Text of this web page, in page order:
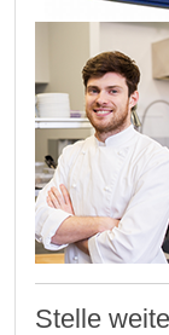
Stelle